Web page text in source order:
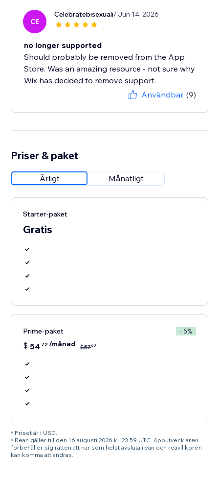
CE
Celebratebisexuali/ Jun 14, 2026
no longer supported
Should probably be removed from the App
Store. Was an amazing resource - not sure why
Wix has decided to remove support.
Användbar (9)
Priser & paket
Årligt Månatligt
Starter-paket
Gratis
Prime-paket - 5%
$ 54 72/månad $5760
* Priset är i USD.
* Rean gäller till den 16 augusti 2026 kl. 23.59 UTC. Apputvecklaren
förbehåller sig rätten att när som helst avsluta rean och reavillkoren
kan komma att ändras.